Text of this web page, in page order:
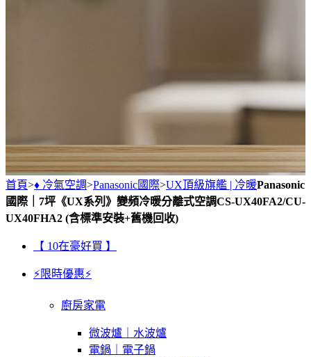
首頁>♦ 冷氣空調>Panasonic國際>UX頂級旗艦 | 冷暖Panasonic
國際｜7坪《UX系列》變頻冷暖分離式空調CS-UX40FA2/CU-
UX40FHA2 (含標準安裝+舊機回收)
【 10在豪好買 】
⚡限時優惠⚡
廚房家電
微波爐｜水波爐
電鍋｜電子鍋